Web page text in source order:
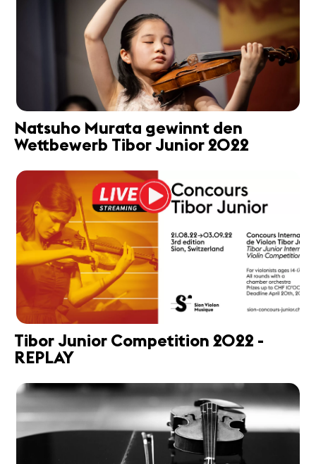
Natsuho Murata gewinnt den
Wettbewerb Tibor Junior 2022
Tibor Junior Competition 2022 -
REPLAY